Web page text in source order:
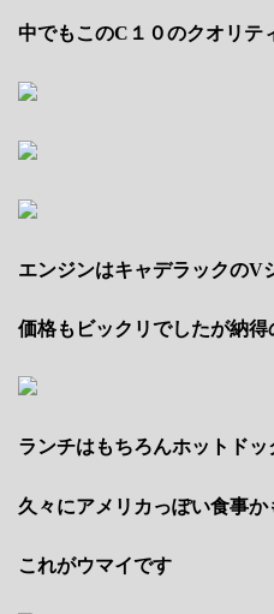
中でもこのC１０のクオリテ
エンジンはキャデラックのV
価格もビックリでしたが納
ランチはもちろんホットドッ
久々にアメリカっぽい食事か
これがウマイです